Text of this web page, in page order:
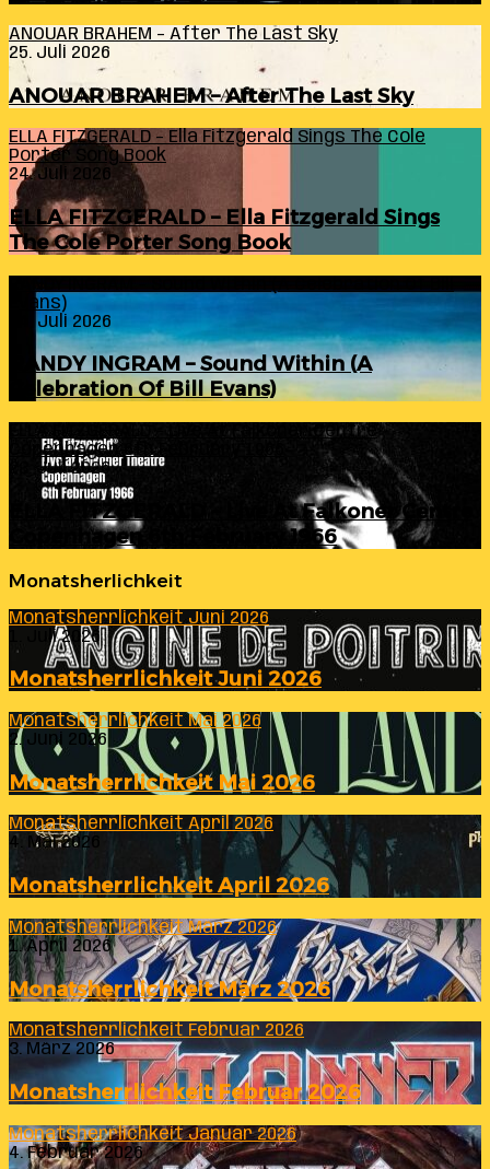
ANOUAR BRAHEM – After The Last Sky
25. Juli 2026
ANOUAR BRAHEM – After The Last Sky
ELLA FITZGERALD – Ella Fitzgerald Sings The Cole
Porter Song Book
24. Juli 2026
ELLA FITZGERALD – Ella Fitzgerald Sings
The Cole Porter Song Book
Evans)
24. Juli 2026
RANDY INGRAM – Sound Within (A
Celebration Of Bill Evans)
ELLA FITZGERALD – Live At Falkoner Centre
Copenhagen 6th February 1966
23. Juli 2026
ELLA FITZGERALD – Live At Falkoner Centre
Copenhagen 6th February 1966
Monatsherlichkeit
Monatsherrlichkeit Juni 2026
1. Juli 2026
Monatsherrlichkeit Juni 2026
Monatsherrlichkeit Mai 2026
2. Juni 2026
Monatsherrlichkeit Mai 2026
Monatsherrlichkeit April 2026
4. Mai 2026
Monatsherrlichkeit April 2026
Monatsherrlichkeit März 2026
1. April 2026
Monatsherrlichkeit März 2026
Monatsherrlichkeit Februar 2026
3. März 2026
Monatsherrlichkeit Februar 2026
Monatsherrlichkeit Januar 2026
4. Februar 2026